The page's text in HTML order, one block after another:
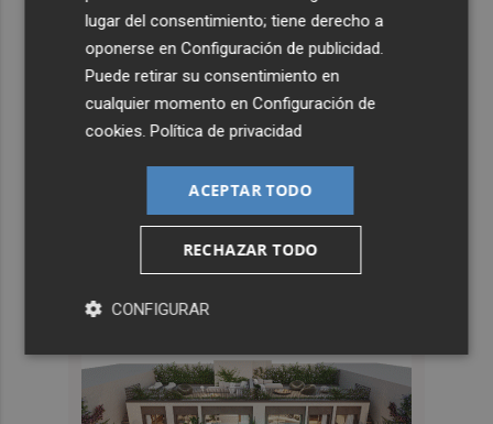
lugar del consentimiento; tiene derecho a
oponerse enConfiguración de publicidad
Puede retirar su consentimiento en
cualquier momento enConfiguración de
cookies .Política de privacidad
ACEPTAR TODO
RECHAZAR TODO
CONFIGURAR